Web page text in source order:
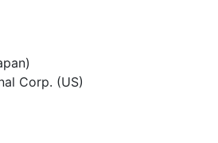
Corp. (US)